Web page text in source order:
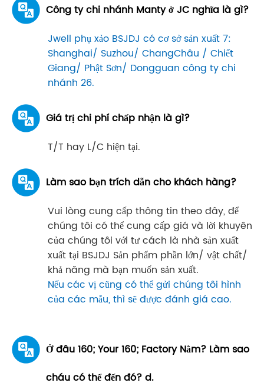
Công ty chi nhánh Manty ở JC nghĩa là gì?
Jwell phụ xảo BSJDJ có cơ sở sản xuất 7:
Shanghai/ Suzhou/ ChangChâu / Chiết
Giang/ Phật Sơn/ Dongguan công ty chi
nhánh 26.
Giá trị chi phí chấp nhận là gì?
T/T hay L/C hiện tại.
Làm sao bạn trích dẫn cho khách hàng?
Vui lòng cung cấp thông tin theo đây, để
chúng tôi có thể cung cấp giá và lời khuyên
của chúng tôi với tư cách là nhà sản xuất
xuất tại BSJDJ Sản phẩm phần lớn/ vật chất/
khả năng mà bạn muốn sản xuất.
Nếu các vị cũng có thể gửi chúng tôi hình
của các mẫu, thì sẽ được đánh giá cao.
Ở đâu 160; Your 160; Factory Nằm? Làm sao
cháu có thể đến đó? d.